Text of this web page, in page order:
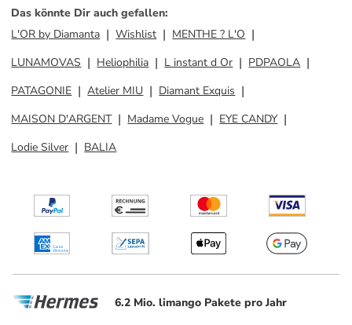
Das könnte Dir auch gefallen:
L'OR by Diamanta
Wishlist
MENTHE ? L'O
LUNAMOVAS
Heliophilia L instant d Or
PDPAOLA
PATAGONIE
Atelier MIU
Diamant Exquis
MAISON D'ARGENT
Madame Vogue
EYE CANDY
Lodie Silver
BALIA
6.2 Mio. limango Pakete pro Jahr